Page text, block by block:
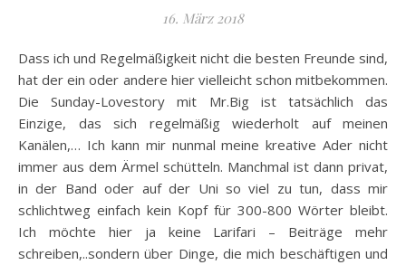
16. März 2018
Dass ich und Regelmäßigkeit nicht die besten Freunde sind,
hat der ein oder andere hier vielleicht schon mitbekommen.
Die Sunday-Lovestory mit Mr.Big ist tatsächlich das
Einzige, das sich regelmäßig wiederholt auf meinen
Kanälen,… Ich kann mir nunmal meine kreative Ader nicht
immer aus dem Ärmel schütteln. Manchmal ist dann privat,
in der Band oder auf der Uni so viel zu tun, dass mir
schlichtweg einfach kein Kopf für 300-800 Wörter bleibt.
Ich möchte hier ja keine Larifari – Beiträge mehr
schreiben,..sondern über Dinge, die mich beschäftigen und